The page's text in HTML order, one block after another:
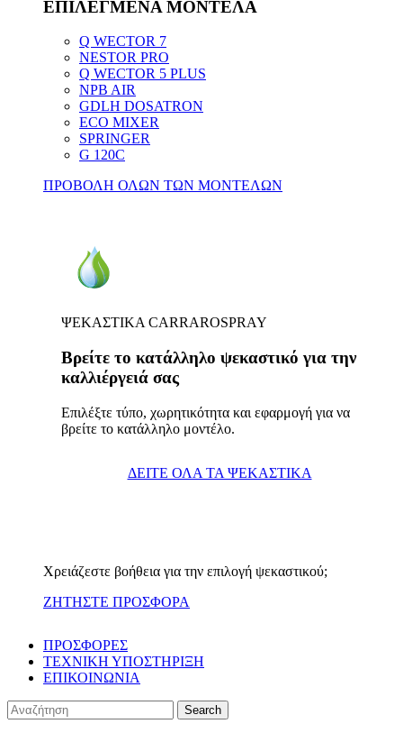
ΕΠΙΛΕΓΜΕΝΑ ΜΟΝΤΕΛΑ
Q WECTOR 7
NESTOR PRO
Q WECTOR 5 PLUS
NPB AIR
GDLH DOSATRON
ECO MIXER
SPRINGER
G 120C
ΠΡΟΒΟΛΗ ΟΛΩΝ ΤΩΝ ΜΟΝΤΕΛΩΝ
ΨΕΚΑΣΤΙΚΑ CARRAROSPRAY
Βρείτε το κατάλληλο ψεκαστικό για την
καλλιέργειά σας
Επιλέξτε τύπο, χωρητικότητα και εφαρμογή για να
βρείτε το κατάλληλο μοντέλο.
ΔΕΙΤΕ ΟΛΑ ΤΑ ΨΕΚΑΣΤΙΚΑ
Χρειάζεστε βοήθεια για την επιλογή ψεκαστικού;
ΖΗΤΗΣΤΕ ΠΡΟΣΦΟΡΑ
ΠΡΟΣΦΟΡΕΣ
ΤΕΧΝΙΚΗ ΥΠΟΣΤΗΡΙΞΗ
ΕΠΙΚΟΙΝΩΝΙΑ
Search